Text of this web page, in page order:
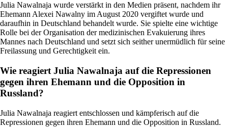
Julia Nawalnaja wurde verstärkt in den Medien präsent, nachdem ihr
Ehemann Alexei Nawalny im August 2020 vergiftet wurde und
daraufhin in Deutschland behandelt wurde. Sie spielte eine wichtige
Rolle bei der Organisation der medizinischen Evakuierung ihres
Mannes nach Deutschland und setzt sich seither unermüdlich für seine
Freilassung und Gerechtigkeit ein.
Wie reagiert Julia Nawalnaja auf die Repressionen
gegen ihren Ehemann und die Opposition in
Russland?
Julia Nawalnaja reagiert entschlossen und kämpferisch auf die
Repressionen gegen ihren Ehemann und die Opposition in Russland.